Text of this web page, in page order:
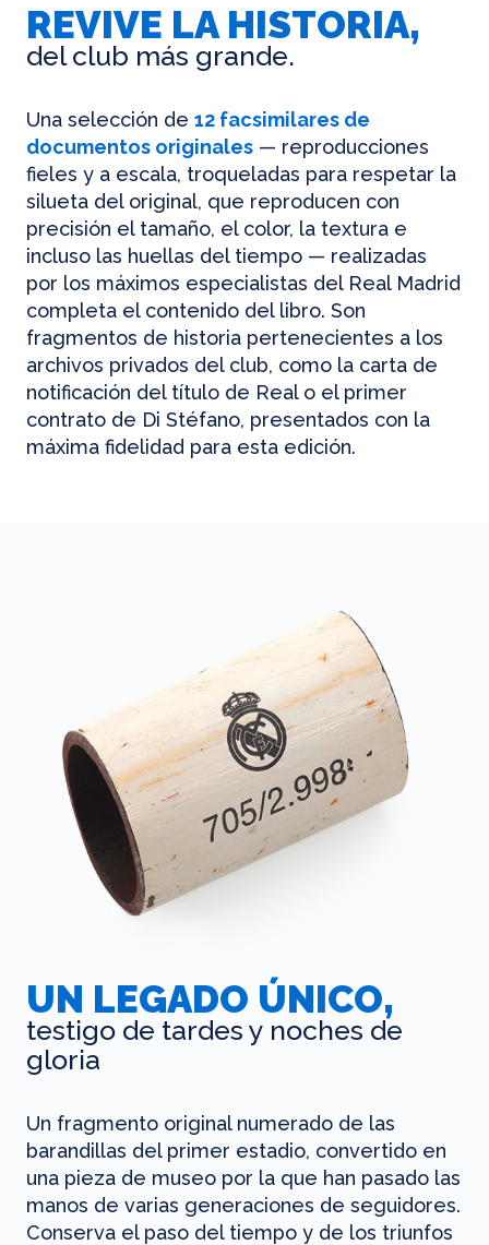
REVIVE LA HISTORIA,
del club más grande.
Una selección de 12 facsimilares de
documentos originales — reproducciones
fieles y a escala, troqueladas para respetar la
silueta del original, que reproducen con
precisión el tamaño, el color, la textura e
incluso las huellas del tiempo — realizadas
por los máximos especialistas del Real Madrid
completa el contenido del libro. Son
fragmentos de historia pertenecientes a los
archivos privados del club, como la carta de
notificación del título de Real o el primer
contrato de Di Stéfano, presentados con la
máxima fidelidad para esta edición.
UN LEGADO ÚNICO,
testigo de tardes y noches de
gloria
Un fragmento original numerado de las
barandillas del primer estadio, convertido en
una pieza de museo por la que han pasado las
manos de varias generaciones de seguidores.
Conserva el paso del tiempo y de los triunfos